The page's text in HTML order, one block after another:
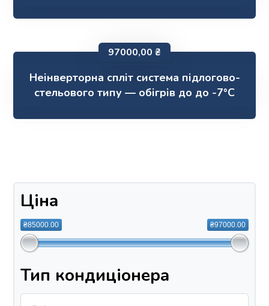
Неінверторна спліт система підлогово-
стельового типу — обігрів до до -7°С
97000,00 ₴
Ціна
₴85000.00 ₴97000.00
Тип кондиціонера